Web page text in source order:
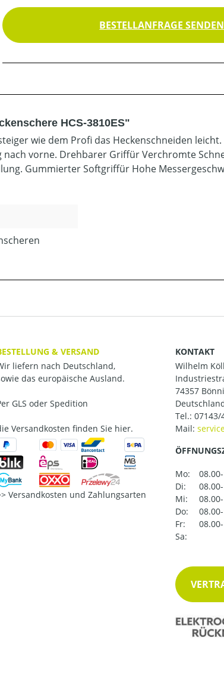
BESTELLANFRAGE SENDEN
HCS-3810ES"
wie dem Profi das Heckenschneiden
nach vorne. Drehbarer Griffür Verchromte
Gummierter Softgriffür Hohe
& VERSAND
liefern nach Deutschland,
das europäische Ausland.
GLS oder Spedition
Versandkosten finden Sie hier.
Versandkosten und Zahlungsarten
KONTAKT
Wilhelm
74357
Tel.: 07143/
Mail:
Mo:
Di:
Mi:
Do:
Fr:
Sa: